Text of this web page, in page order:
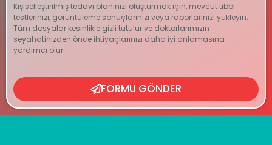
Kişiselleştirilmiş tedavi planınızı oluşturmak için, mevcut tıbbi
testlerinizi, görüntüleme sonuçlarınızı veya raporlarınızı yükleyin.
Tüm dosyalar kesinlikle gizli tutulur ve doktorlarımızın
seyahatinizden önce ihtiyaçlarınızı daha iyi anlamasına
yardımcı olur.
FORMU GÖNDER